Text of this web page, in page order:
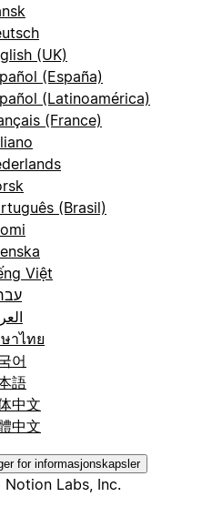
(UK)
(España)
(Latinoamérica)
(France)
(Brasil)
Việt
าไทย
어
語
中文
中文
for informasjonskapsler
Labs, Inc.